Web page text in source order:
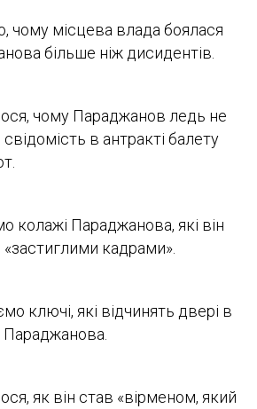
чому місцева влада боялася
більше ніж дисидентів.
чому Параджанов ледь не
в антракті балету
колажі Параджанова, які він
кадрами».
ключі, які відчинять двері в
Параджанова.
як він став «вірменом, який